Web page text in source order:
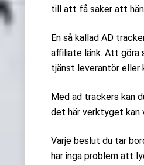
till att få saker att
En så kallad AD
affiliate länk. Att göra
tjänst leverantör eller
Med ad trackers kan
det här verktyget kan
Varje beslut du tar
har inga problem att